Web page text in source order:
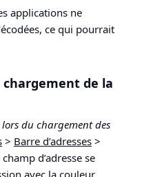
applications ne
ce qui pourrait
de la
du chargement des
> Barre d’adresses >
champ d’adresse se